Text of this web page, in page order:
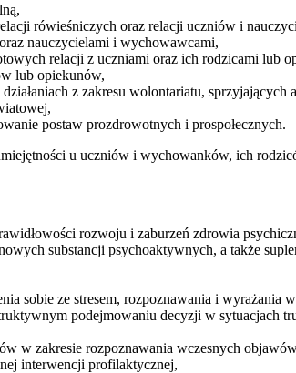
rówieśniczych oraz relacji uczniów i
nauczycielami i wychowawcami,
relacji z uczniami oraz ich rodzicami lub
lub opiekunów,
z zakresu wolontariatu,
postaw prozdrowotnych i prospołecznych.
u uczniów i wychowanków, ich
rozwoju i zaburzeń zdrowia
substancji psychoaktywnych, a także
sobie ze stresem, rozpoznawania i wyrażania
podejmowaniu decyzji w sytuacjach
w zakresie rozpoznawania wczesnych
interwencji profilaktycznej,